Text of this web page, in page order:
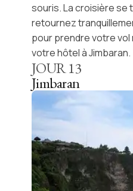
souris. La croisière se
retournez
pour prendre votrevol
votre hôtel àJimbaran.
JOUR13
Jimbaran